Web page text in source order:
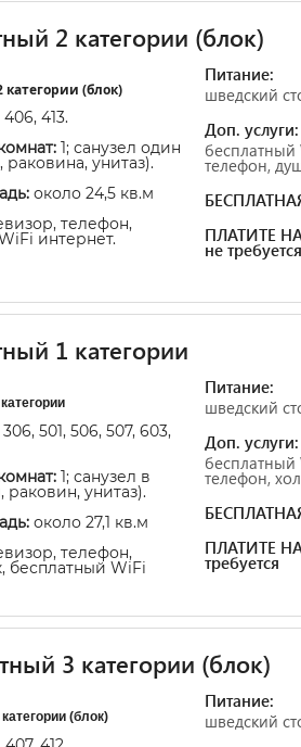
2 категории (блок)
(блок)
413.
1; санузел один
унитаз).
около 24,5 кв.м
телефон,
интернет.
Питание:
шведский
Доп. услуги:
бесплатный
телефон,
ПЛАТИТЕ
не требуется
1 категории
501, 506, 507, 603,
1; санузел в
унитаз).
около 27,1 кв.м
телефон,
бесплатный WiFi
Питание:
шведский
Доп. услуги:
бесплатный
телефон,
ПЛАТИТЕ
требуется
3 категории (блок)
(блок)
Питание:
шведский